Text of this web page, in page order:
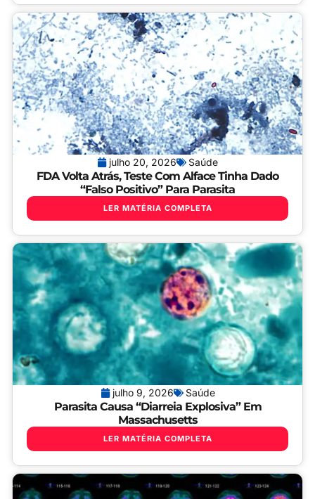
julho 20, 2026 Saúde
FDA Volta Atrás, Teste Com Alface Tinha Dado
“falso Positivo” Para Parasita
LER MATÉRIA COMPLETA
julho 9, 2026 Saúde
Parasita Causa “diarreia Explosiva” Em
Massachusetts
LER MATÉRIA COMPLETA